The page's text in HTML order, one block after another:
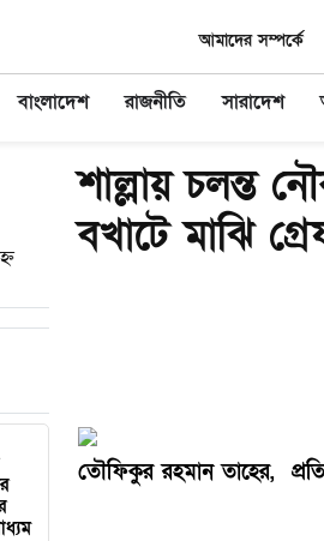
আমাদের সম্পর্কে
বাংলাদেশ রাজনীতি সারাদেশ
শাল্লায় চলন্ত
বখাটে মাঝি
তৌফিকুর রহমান তাহের,